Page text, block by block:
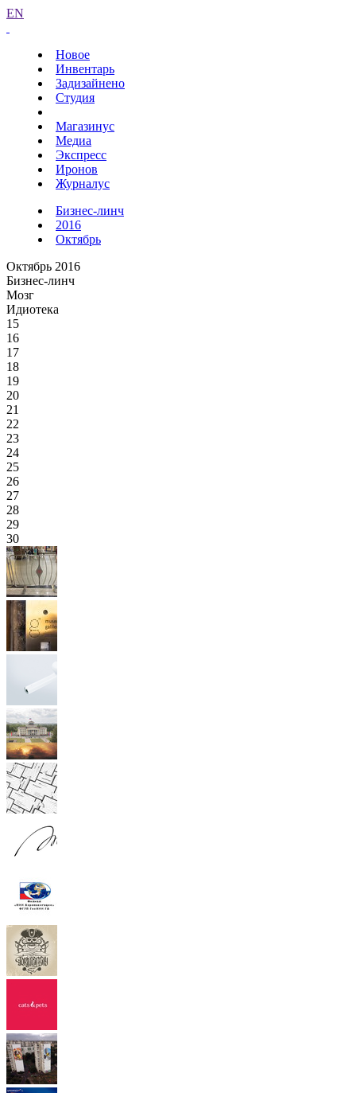
EN
Новое
Инвентарь
Задизайнено
Студия
Магазинус
Медиа
Экспресс
Иронов
Журналус
Бизнес-линч
2016
Октябрь
Октябрь 2016
Бизнес-линч
Мозг
Идиотека
15
16
17
18
19
20
21
22
23
24
25
26
27
28
29
30